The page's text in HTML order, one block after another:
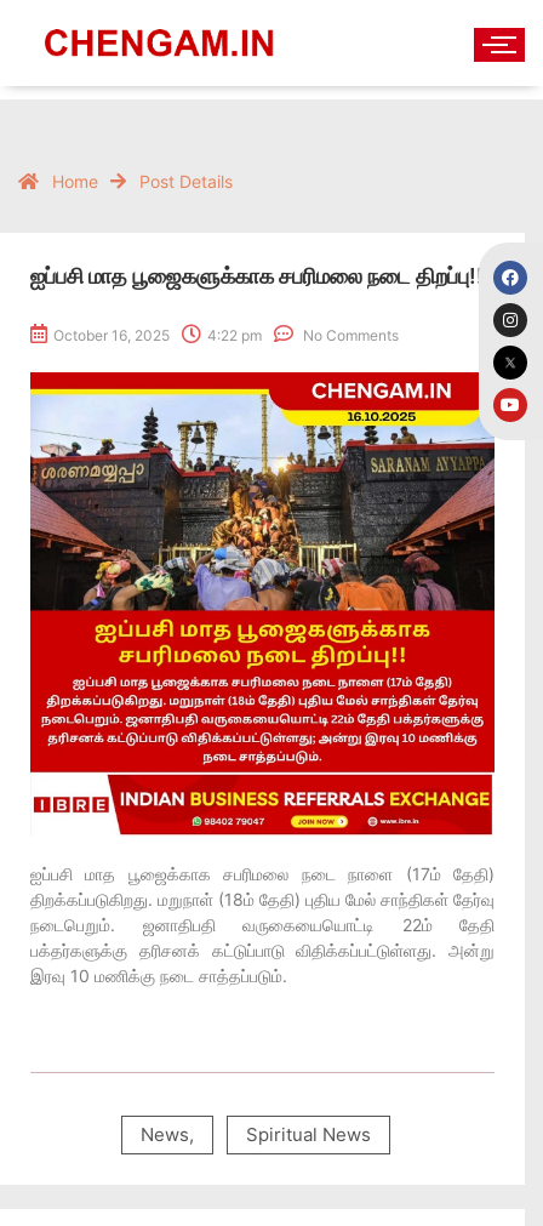
Home Post Details
ஐப்பசி மாத பூஜைகளுக்காக சபரிமலை நடை திறப்பு!!
October 16, 2025 4:22 pm No Comments
ஐப்பசி மாத பூஜைக்காக சபரிமலை நடை நாளை (17ம் தேதி)
திறக்கப்படுகிறது. மறுநாள் (18ம் தேதி) புதிய மேல் சாந்திகள் தேர்வு
நடைபெறும். ஜனாதிபதி வருகையையொட்டி 22ம் தேதி
பக்தர்களுக்கு தரிசனக் கட்டுப்பாடு விதிக்கப்பட்டுள்ளது. அன்று
இரவு 10 மணிக்கு நடை சாத்தப்படும்.
News, Spiritual News